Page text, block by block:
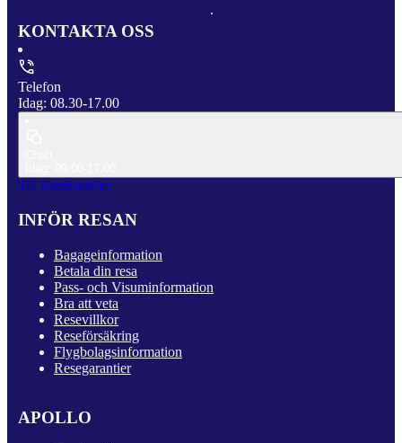
KONTAKTA OSS
Telefon
Idag: 08.30-17.00
Till Kundservice
INFÖR RESAN
Bagageinformation
Betala din resa
Pass- och Visuminformation
Bra att veta
Resevillkor
Reseförsäkring
Flygbolagsinformation
Resegarantier
APOLLO